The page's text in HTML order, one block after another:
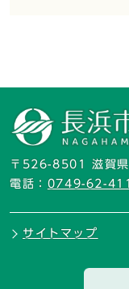
〒526-8501 滋賀県
電話： 0749-62-
サイトマップ